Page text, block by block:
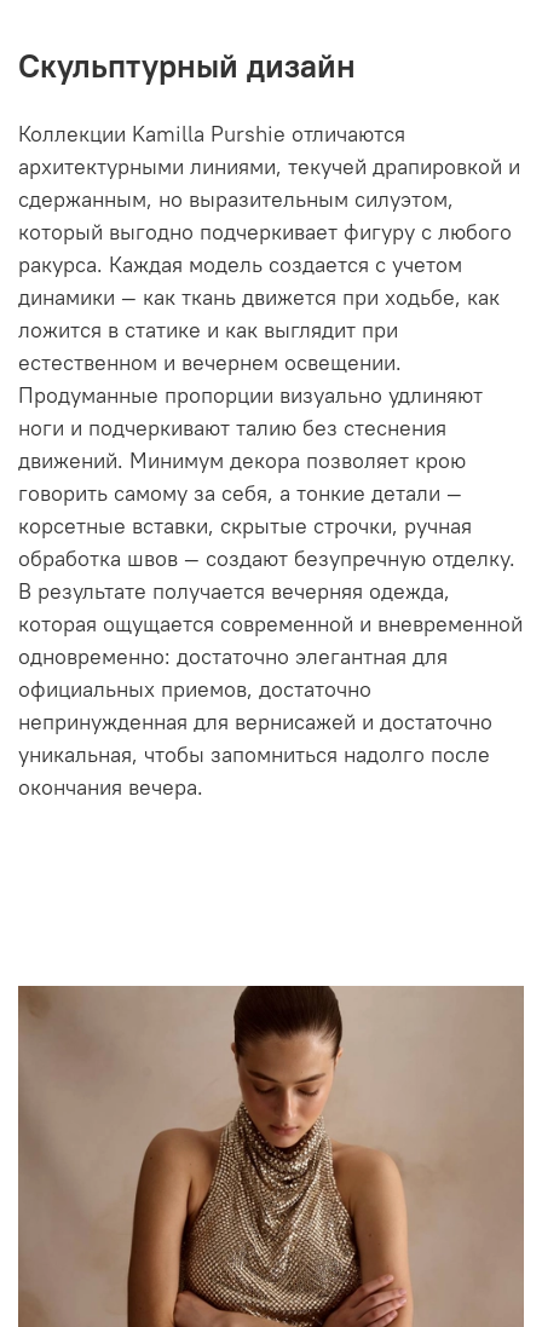
Скульптурный дизайн
Коллекции Kamilla Purshie отличаются
архитектурными линиями, текучей драпировкой и
сдержанным, но выразительным силуэтом,
который выгодно подчеркивает фигуру с любого
ракурса. Каждая модель создается с учетом
динамики — как ткань движется при ходьбе, как
ложится в статике и как выглядит при
естественном и вечернем освещении.
Продуманные пропорции визуально удлиняют
ноги и подчеркивают талию без стеснения
движений. Минимум декора позволяет крою
говорить самому за себя, а тонкие детали —
корсетные вставки, скрытые строчки, ручная
обработка швов — создают безупречную отделку.
В результате получается вечерняя одежда,
которая ощущается современной и вневременной
одновременно: достаточно элегантная для
официальных приемов, достаточно
непринужденная для вернисажей и достаточно
уникальная, чтобы запомниться надолго после
окончания вечера.